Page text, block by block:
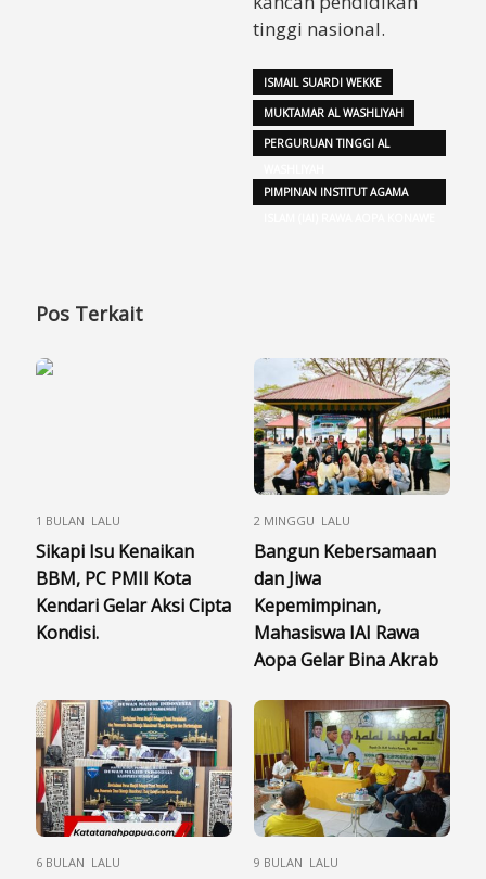
tinggi nasional.
ISMAIL SUARDI WEKKE
MUKTAMAR AL WASHLIYAH
PERGURUAN TINGGI AL
PIMPINAN INSTITUT AGAMA
Pos Terkait
1 BULAN LALU
Sikapi Isu Kenaikan
BBM, PC PMII Kota
Kendari Gelar Aksi Cipta
Kondisi.
2 MINGGU LALU
Bangun Kebersamaan
dan Jiwa
Kepemimpinan,
Mahasiswa IAI Rawa
Aopa Gelar Bina Akrab
6 BULAN LALU 9 BULAN LALU